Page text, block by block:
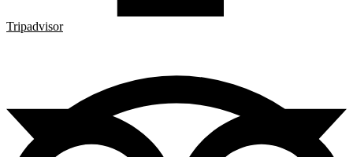
Tripadvisor